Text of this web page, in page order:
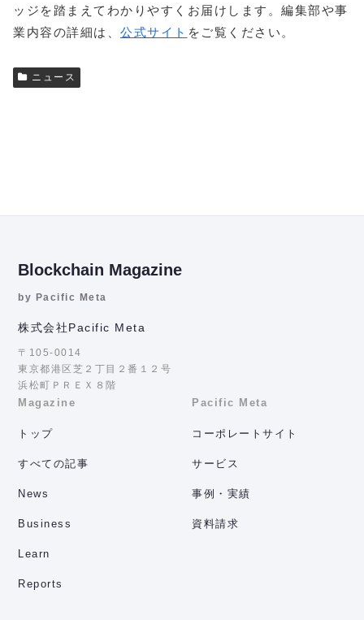
ッジを踏まえてわかりやすくお届けします。編集部や事
業内容の詳細は、 公式サイト をご覧ください。
ニュース
Blockchain Magazine
by Pacific Meta
株式会社Pacific Meta
〒105-0014
東京都港区芝２丁目２番１２号
浜松町ＰＲＥＸ８階
Magazine
トップ
すべての記事
News
Business
Learn
Reports
Pacific Meta
コーポレートサイト
サービス
事例・実績
資料請求